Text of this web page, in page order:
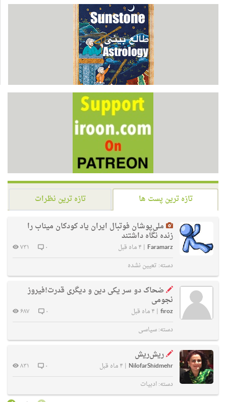
تازه ترین پست ها
تازه ترین نظرات
ملی‌پوشان فوتبال ایران یاد کودکان میناب را
زنده نگاه داشتند
Faramarz
| ۴ ماه قبل ۰
۷۳۱
دسته: تعیین نشده
ضحاک دو سر یکی دین و دیگری قدرت!فیروز
نجومی
firoz
| ۴ ماه قبل ۰
۶۸۷
دسته:سیاسی
ریش‌ریش
NilofarShidmehr
| ۴ ماه قبل ۰
۸۳۱
دسته:ادبیات